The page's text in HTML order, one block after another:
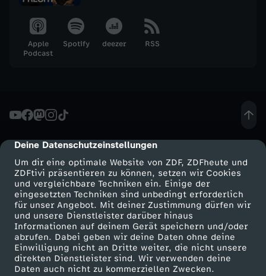
cmp-dialog-description
Deine Datenschutzeinstellungen
Um dir eine optimale Website von ZDF, ZDFheute und
ZDFtivi präsentieren zu können, setzen wir Cookies
und vergleichbare Techniken ein. Einige der
eingesetzten Techniken sind unbedingt erforderlich
für unser Angebot. Mit deiner Zustimmung dürfen wir
und unsere Dienstleister darüber hinaus
Informationen auf deinem Gerät speichern und/oder
abrufen. Dabei geben wir deine Daten ohne deine
Einwilligung nicht an Dritte weiter, die nicht unsere
direkten Dienstleister sind. Wir verwenden deine
Daten auch nicht zu kommerziellen Zwecken.
o
b
2
0
2
5
Apple
Podcast
Spotify deezer RSS
Mehr ZDF
ZDF-Apps
Smart TV
ZDFtext
Service
ZDFmitreden
Kontakt zum ZDF
Tickets